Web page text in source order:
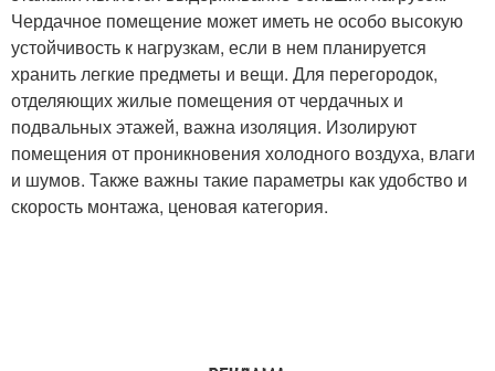
Чердачное помещение может иметь не особо высокую
устойчивость к нагрузкам, если в нем планируется
хранить легкие предметы и вещи. Для перегородок,
отделяющих жилые помещения от чердачных и
подвальных этажей, важна изоляция. Изолируют
помещения от проникновения холодного воздуха, влаги
и шумов. Также важны такие параметры как удобство и
скорость монтажа, ценовая категория.